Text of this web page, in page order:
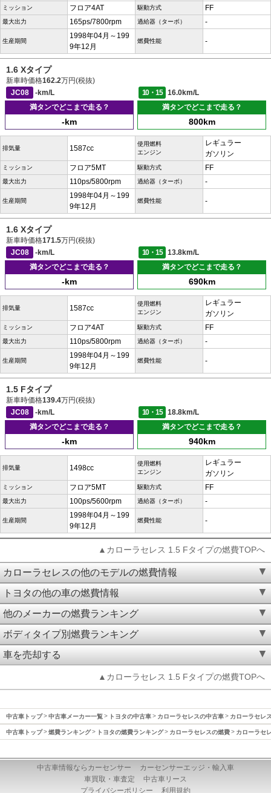
ミッション フロア4AT 駆動方式 FF
最大出力 165ps/7800rpm 過給器（ターボ） -
生産期間
1998年04月～199
9年12月
燃費性能 -
1.6 Xタイプ
新車時価格162.2万円(税抜)
JC08
-km/L 10・15
16.0km/L
満タンでどこまで走る？
-km
満タンでどこまで走る？
800km
排気量 1587cc
使用燃料
エンジン
レギュラー
ガソリン
ミッション フロア5MT 駆動方式 FF
最大出力 110ps/5800rpm 過給器（ターボ） -
生産期間
1998年04月～199
9年12月
燃費性能 -
1.6 Xタイプ
新車時価格171.5万円(税抜)
JC08
-km/L 10・15
13.8km/L
満タンでどこまで走る？
-km
満タンでどこまで走る？
690km
排気量 1587cc
使用燃料
エンジン
レギュラー
ガソリン
ミッション フロア4AT 駆動方式 FF
最大出力 110ps/5800rpm 過給器（ターボ） -
生産期間
1998年04月～199
9年12月
燃費性能 -
1.5 Fタイプ
新車時価格139.4万円(税抜)
JC08
-km/L 10・15
18.8km/L
満タンでどこまで走る？
-km
満タンでどこまで走る？
940km
排気量 1498cc
使用燃料
エンジン
レギュラー
ガソリン
ミッション フロア5MT 駆動方式 FF
最大出力 100ps/5600rpm 過給器（ターボ） -
生産期間
1998年04月～199
9年12月
燃費性能 -
▲カローラセレス 1.5 Fタイプの燃費TOPへ
カローラセレスの他のモデルの燃費情報
トヨタの他の車の燃費情報
他のメーカーの燃費ランキング
ボディタイプ別燃費ランキング
車を売却する
▲カローラセレス 1.5 Fタイプの燃費TOPへ
中古車トップ 中古車メーカー一覧 トヨタの中古車 カローラセレスの中古車 カローラセレ
中古車トップ 燃費ランキング トヨタの燃費ランキング カローラセレスの燃費 カローラセ
中古車情報ならカーセンサー
カーセンサーエッジ・輸入車
車買取・車査定
中古車リース
プライバシーポリシー
利用規約